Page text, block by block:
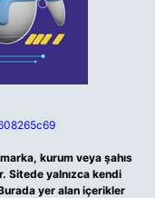
kurum veya şahıs
Sitede yalnızca kendi
yer alan içerikler